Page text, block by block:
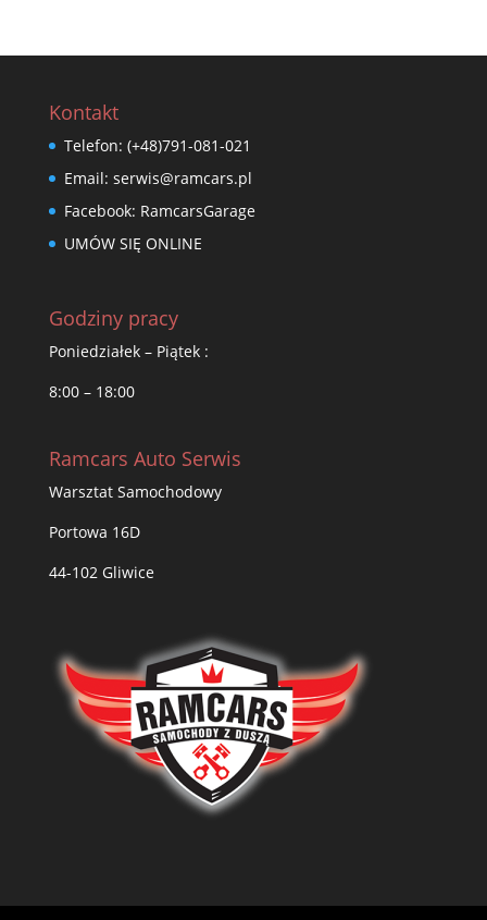
Kontakt
Telefon: (+48)791-081-021
Email: serwis@ramcars.pl
Facebook: RamcarsGarage
UMÓW SIĘ ONLINE
Godziny pracy
Poniedziałek – Piątek :
8:00 – 18:00
Ramcars Auto Serwis
Warsztat Samochodowy
Portowa 16D
44-102 Gliwice